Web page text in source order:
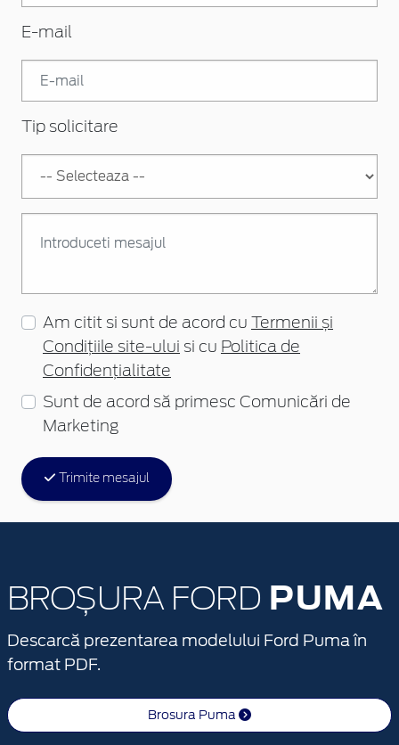
E-mail
Tip solicitare
Am citit si sunt de acord cu
Termenii și
Condițiile site-ului si cu Politica de
Confidențialitate
Sunt de acord să primesc Comunicări de
Marketing
Trimite mesajul
BROȘURA FORD PUMA
Descarcă prezentarea modelului Ford Puma în
format PDF.
Brosura Puma